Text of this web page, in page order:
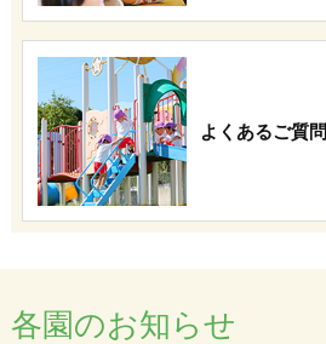
よくあるご質問
各園のお知らせ